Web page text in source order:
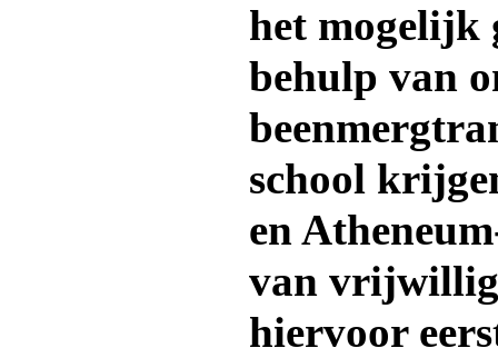
het mogelijk
behulp van
school
en
van
hiervoor